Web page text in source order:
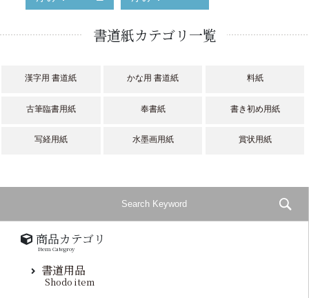
書道紙カテゴリ一覧
漢字用 書道紙 かな用 書道紙 料紙
古筆臨書用紙 奉書紙 書き初め用紙
写経用紙 水墨画用紙 賞状用紙
商品カテゴリ
Item Categroy
書道用品
Shodo item